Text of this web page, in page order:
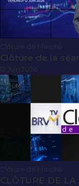
Clôture de la
CLÔTURE DE